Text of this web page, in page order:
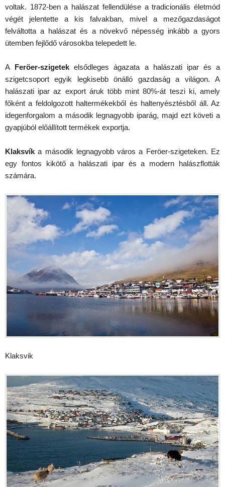
voltak. 1872-ben a halászat fellendülése a tradicionális életmód
végét jelentette a kis falvakban, mivel a mezőgazdaságot
felváltotta a halászat és a növekvő népesség inkább a gyors
ütemben fejlődő városokba telepedett le.
A Feröer-szigetek elsődleges ágazata a halászati ipar és a
szigetcsoport egyik legkisebb önálló gazdaság a világon. A
halászati ipar az export áruk több mint 80%-át teszi ki, amely
főként a feldolgozott haltermékekből és haltenyésztésből áll. Az
idegenforgalom a második legnagyobb iparág, majd ezt követi a
gyapjúból előállított termékek exportja.
Klaksvík a második legnagyobb város a Feröer-szigeteken. Ez
egy fontos kikötő a halászati ipar és a modern halászflották
számára.
Klaksvik